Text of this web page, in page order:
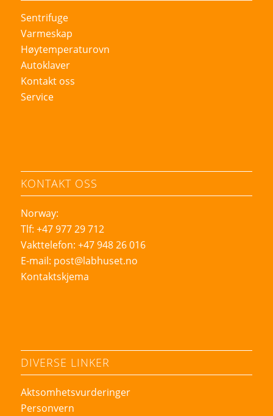
Sentrifuge
Varmeskap
Høytemperaturovn
Autoklaver
Kontakt oss
Service
KONTAKT OSS
Norway:
Tlf: +47 977 29 712
Vakttelefon: +47 948 26 016
E-mail: post@labhuset.no
Kontaktskjema
DIVERSE LINKER
Aktsomhetsvurderinger
Personvern